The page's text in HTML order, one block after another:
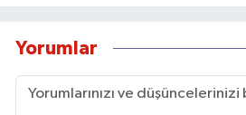
Yorumlar